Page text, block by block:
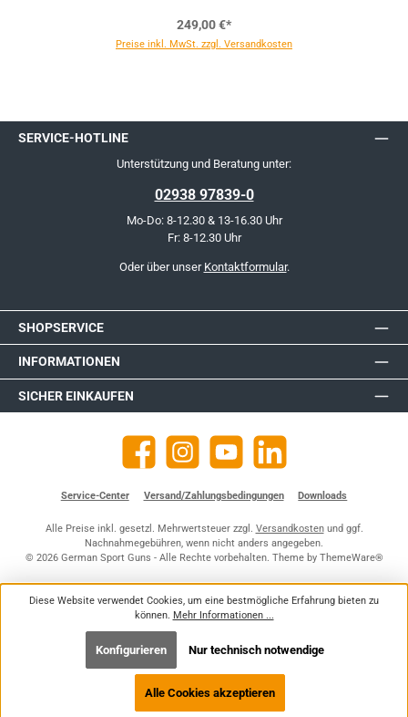
249,00 €*
Preise inkl. MwSt. zzgl. Versandkosten
SERVICE-HOTLINE
Unterstützung und Beratung unter:
02938 97839-0
Mo-Do: 8-12.30 & 13-16.30 Uhr
Fr: 8-12.30 Uhr
Oder über unser Kontaktformular.
SHOPSERVICE
INFORMATIONEN
SICHER EINKAUFEN
Facebook Instagram YouTube https://de.linkedin.com/company/
Service-Center Versand/Zahlungsbedingungen Downloads
Alle Preise inkl. gesetzl. Mehrwertsteuer zzgl. Versandkostenund ggf.
Nachnahmegebühren, wenn nicht anders angegeben.
© 2026 German Sport Guns - Alle Rechte vorbehalten. Theme by ThemeWare®
Diese Website verwendet Cookies, um eine bestmögliche Erfahrung bieten zu
können. Mehr Informationen ...
Nur technisch notwendige
Konfigurieren
Alle Cookies akzeptieren